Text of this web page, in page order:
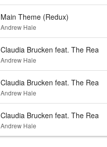
Main Theme (Redux)
Andrew Hale
Claudia Brucken feat. The Real
Andrew Hale
Claudia Brucken feat. The Real
Andrew Hale
Claudia Brucken feat. The Real
Andrew Hale